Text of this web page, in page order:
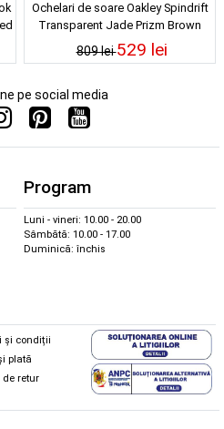
Ochelari de soare Oakley Spindrift
Transparent Jade Prizm Brown
Gradient
809 lei529 lei
pe social media
Program
Luni - vineri: 10.00 - 20.00
Sâmbătă: 10.00 - 17.00
Duminică: închis
și condiții
plată
retur